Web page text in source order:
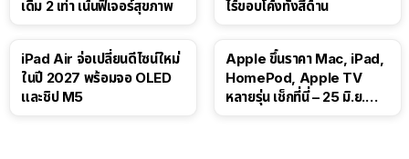
เดิม 2 เท่า เน้นฟีเจอร์สุขภาพ
ไร้ขอบโค้งทั้งสี่ด้าน
iPad Air จ่อเปลี่ยนดีไซน์ใหม่
ในปี 2027 พร้อมจอ OLED
และชิป M5
Apple ขึ้นราคา Mac, iPad,
HomePod, Apple TV
หลายรุ่น เช็กที่นี่ – 25 มิ.ย.